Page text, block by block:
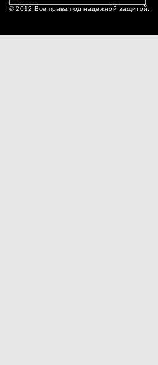
© 2012 Все права под надежной защитой.